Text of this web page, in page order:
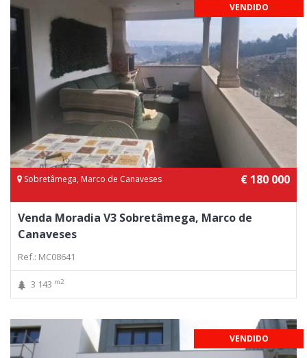
VENDIDO
Sobretâmega, Marco de Canaveses € 180 000
Venda Moradia V3 Sobretâmega, Marco de
Canaveses
Ref.: MC08641
3 143 m2
VENDIDO